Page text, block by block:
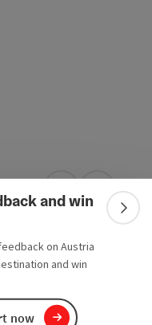
and win
on Austria
and win
now
open inOpen in